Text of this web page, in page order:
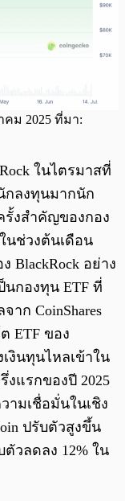
คม 2025 ที่มา:
ในไตรมาสที่
กลงทุนมากนัก
รั้งสำคัญของกอง
นช่วงต้นเดือน
BlackRock อย่าง
นกองทุน ETF ที่
าก CoinShares
ETF ของ
งินทุนไหลเข้าใน
แรกของปี 2025
ามเชื่อมั่นในเชิง
ปรับตัวสูงขึ้น
วลดลง 12% ใน